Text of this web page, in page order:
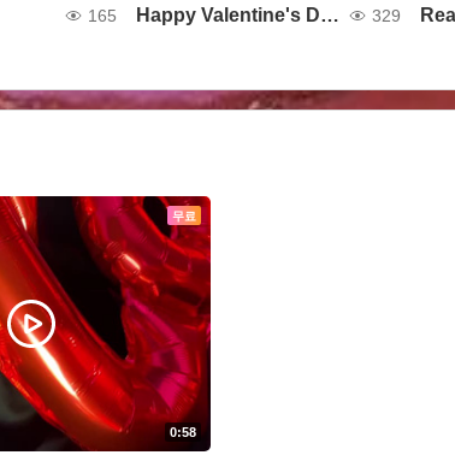
165 Happy Valentine's Day😈❤ 329
무료
0:58